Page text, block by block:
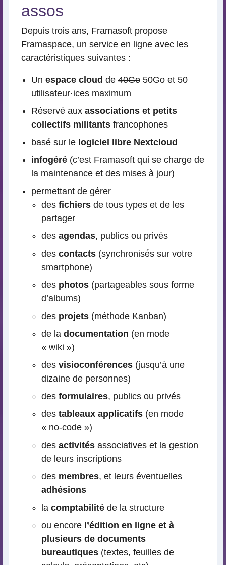
assos
Depuis trois ans, Framasoft propose
Framaspace, un service en ligne avec les
caractéristiques suivantes :
Un espace cloud de 40Go 50Go et 50
utilisateur⋅ices maximum
Réservé aux associations et petits
collectifs militants francophones
basé sur le logiciel libre Nextcloud
infogéré (c’est Framasoft qui se charge de
la maintenance et des mises à jour)
permettant de gérer
des fichiers de tous types et de les
partager
des agendas, publics ou privés
des contacts (synchronisés sur votre
smartphone)
des photos (partageables sous forme
d’albums)
des projets (méthode Kanban)
de la documentation (en mode
« wiki »)
des visioconférences (jusqu’à une
dizaine de personnes)
des formulaires, publics ou privés
des tableaux applicatifs (en mode
« no-code »)
des activités associatives et la gestion
de leurs inscriptions
des membres, et leurs éventuelles
adhésions
la comptabilité de la structure
ou encore l’édition en ligne et à
plusieurs de documents
bureautiques (textes, feuilles de